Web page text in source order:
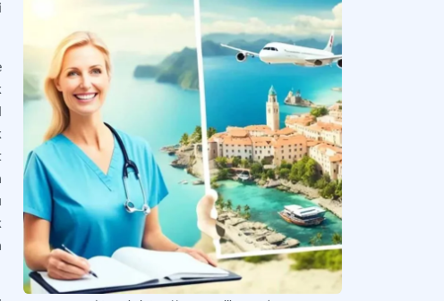
Sağlık Turizmi Destinasyonu
Sağlık Turizmi Destinasyonu
Dönüşüm Turizmi
Bireylerin fiziksel, zihinsel, duygusal ya da manevi gelişimlerini destekleyecek
Demans Dostu Turizm
Bilişsel gerileme yaşayan bireylerin ve bakım verenlerinin güvenli, anlaşılır ve